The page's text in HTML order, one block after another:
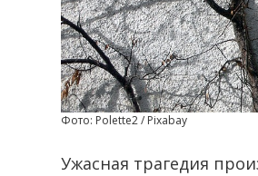
Фото: Polette2 / Pixabay
Ужасная трагедия